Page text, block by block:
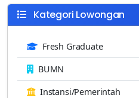
Kategori Lowongan
Fresh Graduate
BUMN
Instansi/Pemerintah